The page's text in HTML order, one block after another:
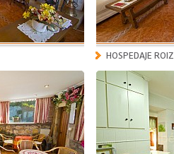
HOSPEDAJE ROIZ